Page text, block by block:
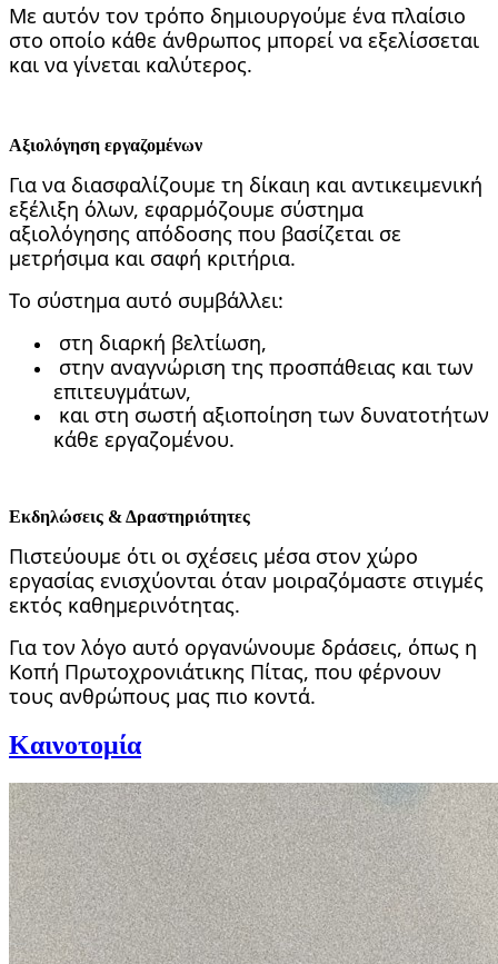
Με αυτόν τον τρόπο δημιουργούμε ένα πλαίσιο
στο οποίο κάθε άνθρωπος μπορεί να εξελίσσεται
και να γίνεται καλύτερος.
Αξιολόγηση εργαζομένων
Για να διασφαλίζουμε τη δίκαιη και αντικειμενική
εξέλιξη όλων, εφαρμόζουμε σύστημα
αξιολόγησης απόδοσης που βασίζεται σε
μετρήσιμα και σαφή κριτήρια.
Το σύστημα αυτό συμβάλλει:
στη διαρκή βελτίωση,
στην αναγνώριση της προσπάθειας και των
επιτευγμάτων,
και στη σωστή αξιοποίηση των δυνατοτήτων
κάθε εργαζομένου.
Εκδηλώσεις & Δραστηριότητες
Πιστεύουμε ότι οι σχέσεις μέσα στον χώρο
εργασίας ενισχύονται όταν μοιραζόμαστε στιγμές
εκτός καθημερινότητας.
Για τον λόγο αυτό οργανώνουμε δράσεις, όπως η
Κοπή Πρωτοχρονιάτικης Πίτας, που φέρνουν
τους ανθρώπους μας πιο κοντά.
Καινοτομία